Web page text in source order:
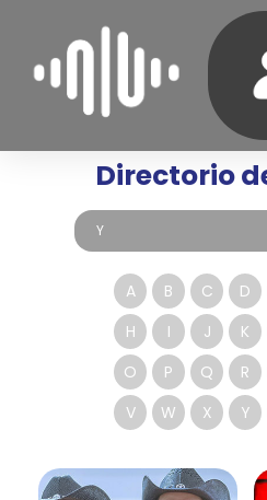
Directorio
A B C D
H
I J K
O
P Q R
V
W X Y